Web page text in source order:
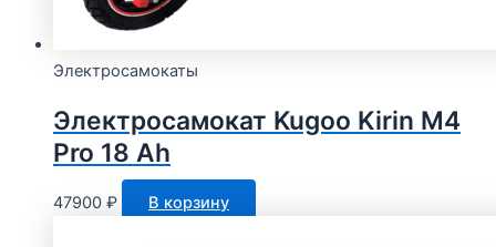
Электросамокаты
Электросамокат Kugoo Kirin M4
Pro 18 Ah
47900 ₽ В корзину